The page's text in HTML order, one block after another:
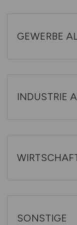
GEWERBE
INDUSTRIE
SONSTIGE